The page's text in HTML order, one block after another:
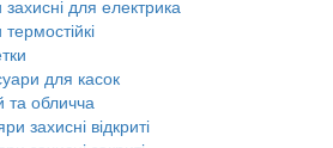
захисні для електрика
для касок
та обличча
захисні відкриті